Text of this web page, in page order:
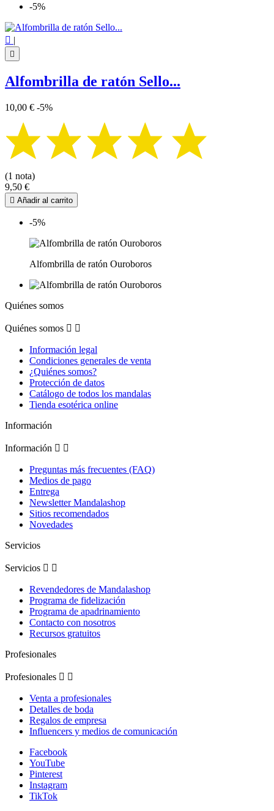
-5%
 |

Alfombrilla de ratón Sello...
10,00 € -5%
(1 nota)
9,50 €
 Añadir al carrito
-5%
Alfombrilla de ratón Ouroboros
Quiénes somos
Quiénes somos  
Información legal
Condiciones generales de venta
¿Quiénes somos?
Protección de datos
Catálogo de todos los mandalas
Tienda esotérica online
Información
Información  
Preguntas más frecuentes (FAQ)
Medios de pago
Entrega
Newsletter Mandalashop
Sitios recomendados
Novedades
Servicios
Servicios  
Revendedores de Mandalashop
Programa de fidelización
Programa de apadrinamiento
Contacto con nosotros
Recursos gratuitos
Profesionales
Profesionales  
Venta a profesionales
Detalles de boda
Regalos de empresa
Influencers y medios de comunicación
Facebook
YouTube
Pinterest
Instagram
TikTok